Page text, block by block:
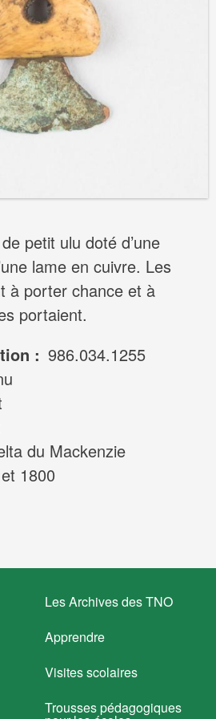
petit ulu doté d’une
lame en cuivre. Les
à porter chance et à
portaient.
986.034.1255
du Mackenzie
1800
Les Archives des TNO
Apprendre
Visites scolaires
Trousses pédagogiques